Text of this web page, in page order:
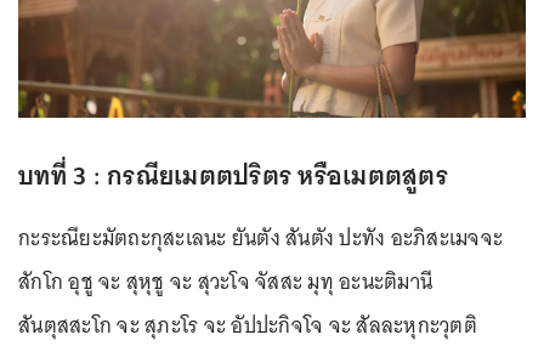
บทที่ 3 : กรณียเมตตปริตร หรือเมตตสูตร
กะระณียะมัตถะกุสะเลนะ ยันตัง สันตัง ปะทัง อะภิสะเมจจะ
สักโก อุชู จะ สุหุชู จะ สุวะโจ จัสสะ มุทุ อะนะติมานี
สันตุสสะโก จะ สุภะโร จะ อัปปะกิจโจ จะ สัลละหุกะวุตติ